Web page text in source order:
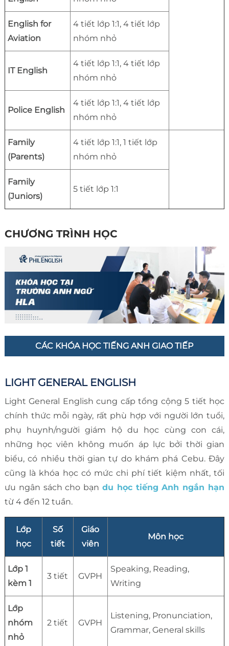
English for
Aviation
4 tiết lớp 1:1, 4 tiết lớp
nhóm nhỏ
IT English
4 tiết lớp 1:1, 4 tiết lớp
nhóm nhỏ
Police English
4 tiết lớp 1:1, 4 tiết lớp
nhóm nhỏ
Family
(Parents)
4 tiết lớp 1:1, 1 tiết lớp
nhóm nhỏ
Family
(Juniors)
5 tiết lớp 1:1
CHƯƠNG TRÌNH HỌC
CÁC KHÓA HỌC TIẾNG ANH GIAO TIẾP
LIGHT GENERAL ENGLISH
Light General English cung cấp tổng cộng 5 tiết học
chính thức mỗi ngày, rất phù hợp với người lớn tuổi,
phụ huynh/người giám hộ du học cùng con cái,
những học viên không muốn áp lực bởi thời gian
biểu, có nhiều thời gian tự do khám phá Cebu. Đây
cũng là khóa học có mức chi phí tiết kiệm nhất, tối
ưu ngân sách cho bạn du học tiếng Anh ngắn hạn
từ 4 đến 12 tuần.
Lớp
học
Số
tiết
Giáo
viên
Môn học
Lớp 1
kèm 1
3 tiết GVPH
Speaking, Reading,
Writing
Lớp
nhóm
nhỏ
2 tiết GVPH
Listening, Pronunciation,
Grammar, General skills